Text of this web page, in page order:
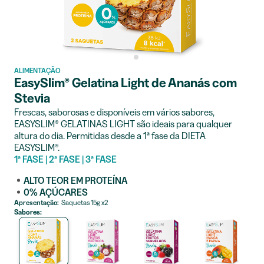
ALIMENTAÇÃO
EasySlim® Gelatina Light de Ananás com
Stevia
Frescas, saborosas e disponíveis em vários sabores,
EASYSLIM® GELATINAS LIGHT são ideais para qualquer
altura do dia. Permitidas desde a 1ª fase da DIETA
EASYSLIM®.
1ª FASE | 2ª FASE | 3ª FASE
ALTO TEOR EM PROTEÍNA
0% AÇÚCARES
Apresentação: Saquetas 15g x2
Sabores: